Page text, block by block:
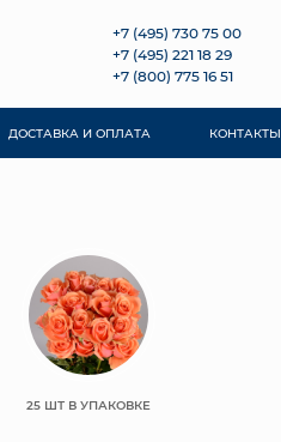
+7 (495) 730 75 00
+7 (495) 221 18 29
+7 (800) 775 16 51
ДОСТАВКА И ОПЛАТА КОНТАКТЫ
25 ШТ В УПАКОВКЕ